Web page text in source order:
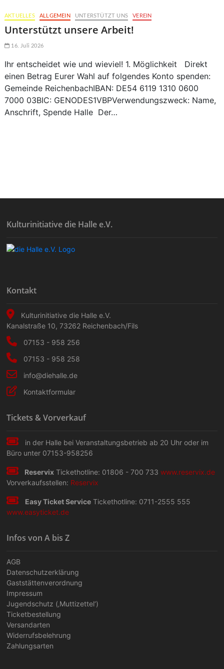
AKTUELLES ALLGEMEIN UNTERSTÜTZT UNS VEREIN
Unterstützt unsere Arbeit!
16. Juli 2026
Ihr entscheidet wie und wieviel! 1. Möglichkeit Direkt
einen Betrag Eurer Wahl auf folgendes Konto spenden:
Gemeinde ReichenbachIBAN: DE54 6119 1310 0600
7000 03BIC: GENODES1VBPVerwendungszweck: Name,
Anschrift, Spende Halle Der…
Kulturinitiative die Halle e.V.
Kontakt
Kulturinitiative die Halle e.V.
Kanalstraße 10,73262 Reichenbach/Fils
07153 - 958 256
07153 - 958 258
info@diehalle.de
Kontaktformular
Tickets & Vorverkauf
in der Halle bei Veranstaltungs­betrieb ab 20 Uhr oder im
Büro unter 07153-958256
ReservixTickethotline: 01806 - 700 733 www.reservix.de
Vorverkaufsstellen: Reservix
Easy Ticket ServiceTickethotline: 0711-2555 555
www.easyticket.de
Infos von A bis Z
AGB
Datenschutzerklärung
Gaststättenverordnung
Impressum
Jugendschutz (‚Muttizettel‘)
Ticketbestellung
Versandarten
Widerrufsbelehrung
Zahlungsarten